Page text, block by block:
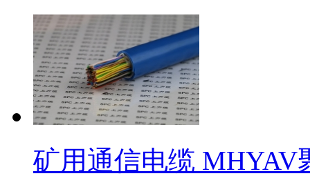
矿用通信电缆